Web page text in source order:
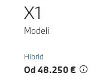
X1
Modeli
Hibrid
Od 48.250 €